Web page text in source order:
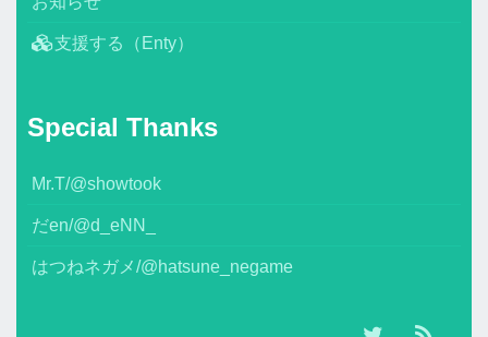
支援する（Enty）
Special Thanks
Mr.T/@showtook
だen/@d_eNN_
はつねネガメ/@hatsune_negame